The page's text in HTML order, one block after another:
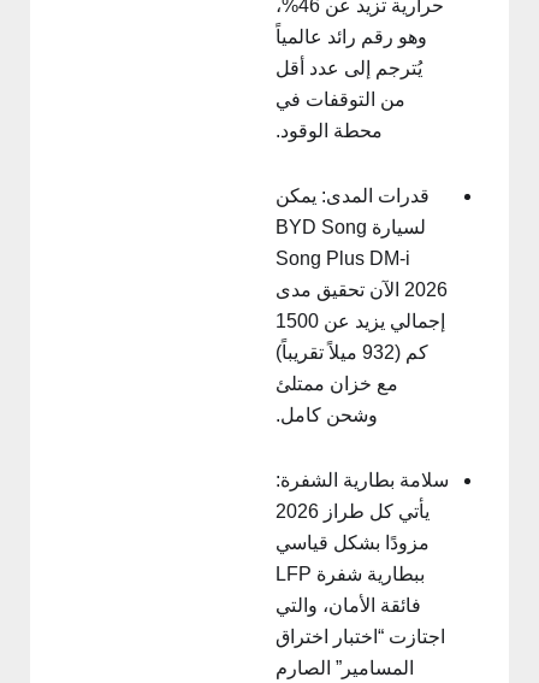
حرارية تزيد عن 46%،
وهو رقم رائد عالمياً
يُترجم إلى عدد أقل
من التوقفات في
محطة الوقود.
قدرات المدى: يمكن
لسيارة BYD Song
Song Plus DM-i
2026 الآن تحقيق مدى
إجمالي يزيد عن 1500
كم (932 ميلاً تقريباً)
مع خزان ممتلئ
وشحن كامل.
سلامة بطارية الشفرة:
يأتي كل طراز 2026
مزودًا بشكل قياسي
ببطارية شفرة LFP
فائقة الأمان، والتي
اجتازت “اختبار اختراق
المسامير” الصارم